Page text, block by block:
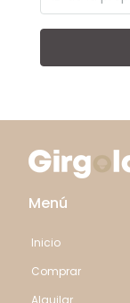
Menú
Inicio
Comprar
Alquilar